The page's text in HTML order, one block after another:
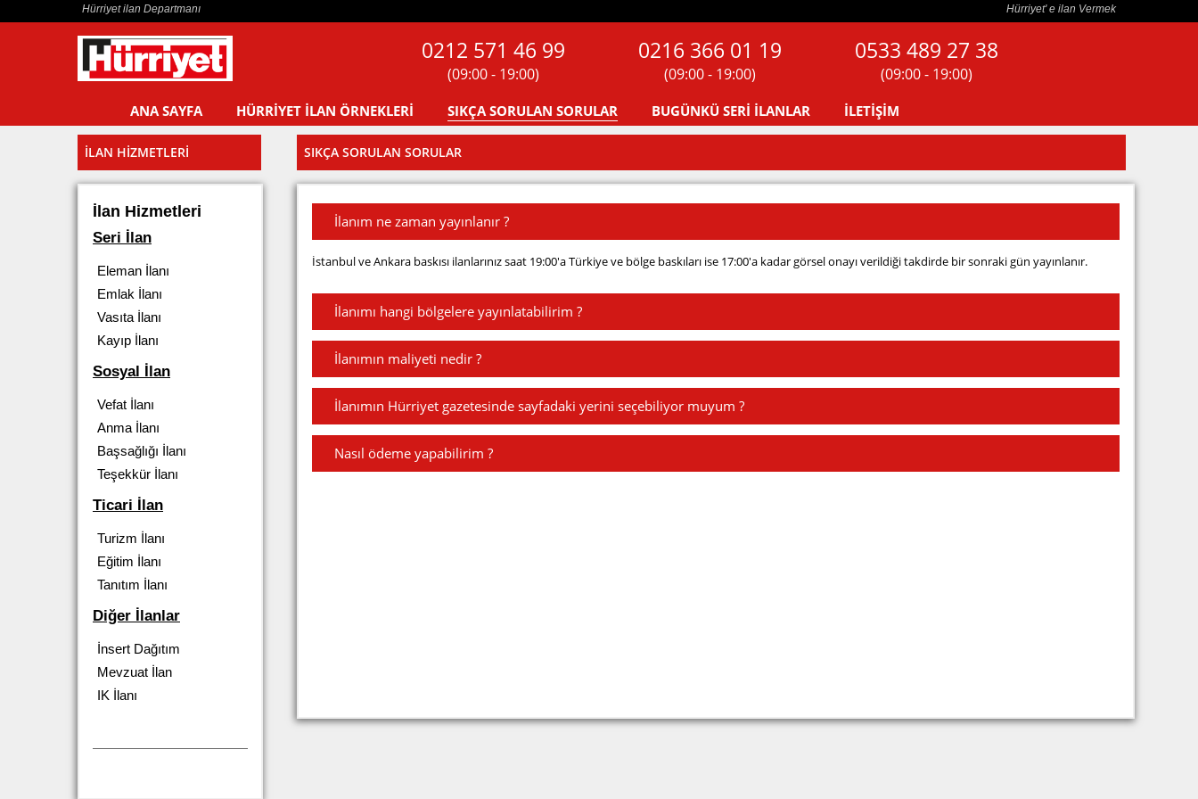
Hürriyet ilan Departmanı Hürriyet' e ilan Vermek
0212 571 46 99
(09:00 - 19:00)
0216 366 01 19
(09:00 - 19:00)
0533 489 27 38
(09:00 - 19:00)
ANA SAYFA HÜRRİYET İLAN ÖRNEKLERİ SIKÇA SORULAN SORULAR BUGÜNKÜ SERİ İLANLAR İLETİŞİM
İLAN HİZMETLERİ
İlan Hizmetleri
Seri İlan
Eleman İlanı
Emlak İlanı
Vasıta İlanı
Kayıp İlanı
Sosyal İlan
Vefat İlanı
Anma İlanı
Başsağlığı İlanı
Teşekkür İlanı
Ticari İlan
Turizm İlanı
Eğitim İlanı
Tanıtım İlanı
Diğer İlanlar
İnsert Dağıtım
Mevzuat İlan
IK İlanı
SIKÇA SORULAN SORULAR
İlanım ne zaman yayınlanır ?
İstanbul ve Ankara baskısı ilanlarınız saat 19:00'a Türkiye ve bölge baskıları ise 17:00'a kadar görsel onayı verildiği takdirde bir sonraki gün yayınlanır.
İlanımı hangi bölgelere yayınlatabilirim ?
İlanımın maliyeti nedir ?
İlanımın Hürriyet gazetesinde sayfadaki yerini seçebiliyor muyum ?
Nasıl ödeme yapabilirim ?